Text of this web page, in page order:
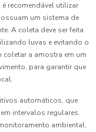
recomendável utilizar
um sistema de
A coleta deve ser feita
luvas e evitando o
a amostra em um
para garantir que
automáticos, que
intervalos regulares.
ambiental,